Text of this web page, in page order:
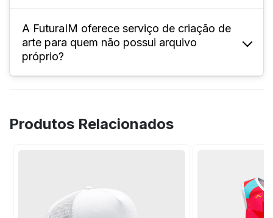
pedidos que atendam diferentes perfis e
necessidades.
Sim! Você pode enviar seu arquivo
personalizado, seguindo as instruções de
sangria, corte e área de segurança do
gabarito disponível no site.
A FuturaIM oferece serviço de criação de
arte para quem não possui arquivo
próprio?
sua ideia, tornando o processo prático e
Produtos Relacionados